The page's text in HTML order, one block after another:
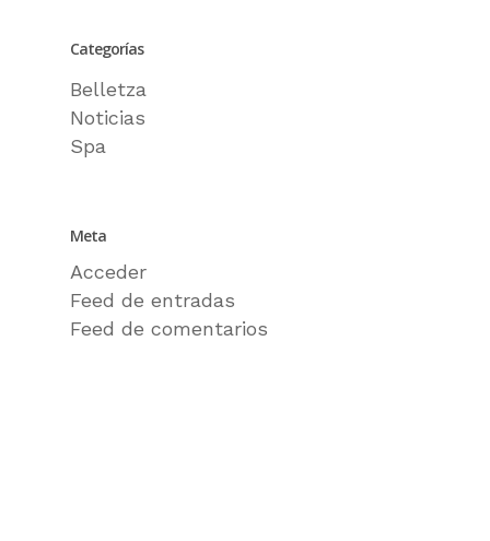
Categorías
Belletza
Noticias
Spa
Meta
Acceder
Feed de entradas
Feed de comentarios